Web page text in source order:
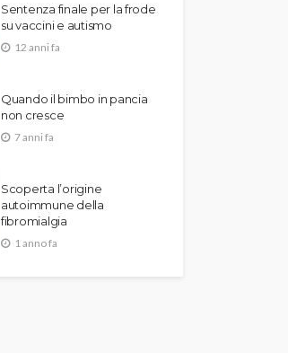
Sentenza finale per la frode
su vaccini e autismo
12 anni fa
Quando il bimbo in pancia
non cresce
7 anni fa
Scoperta l’origine
autoimmune della
fibromialgia
1 anno fa